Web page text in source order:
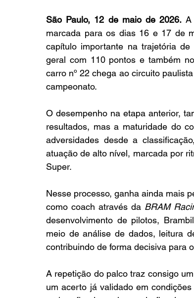
São Paulo, 12 de maio de 2026. A
marcada para os dias 16 e 17 de
capítulo importante na trajetória
geral com 110 pontos e também
carro nº 22 chega ao circuito
campeonato.
O desempenho na etapa anterior,
resultados, mas a maturidade do
adversidades desde a
atuação de alto nível, marcada por
Super.
Nesse processo, ganha ainda mais
como coach através da BRAM
desenvolvimento de pilotos,
meio de análise de dados, leitura
contribuindo de forma decisiva para
A repetição do palco traz consigo
um acerto já validado em